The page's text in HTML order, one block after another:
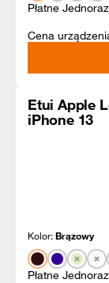
Płatne
Cena
Etui Apple
iPhone 13
Kolor:Brązowy
Płatne